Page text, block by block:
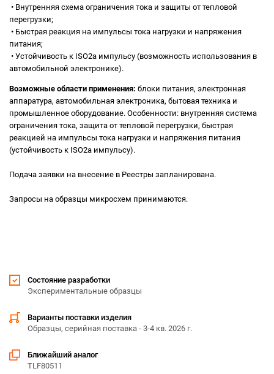
• Внутренняя схема ограничения тока и защиты от тепловой
перегрузки;
• Быстрая реакция на импульсы тока нагрузки и напряжения
питания;
• Устойчивость к ISO2a импульсу (возможность использования в
автомобильной электронике).
Возможные области применения: блоки питания, электронная
аппаратура, автомобильная электроника, бытовая техника и
промышленное оборудование. Особенности: внутренняя система
ограничения тока, защита от тепловой перегрузки, быстрая
реакцией на импульсы тока нагрузки и напряжения питания
(устойчивость к ISO2a импульсу).
Подача заявки на внесение в Реестры запланирована.
Запросы на образцы микросхем принимаются.
Состояние разработки
Экспериментальные образцы
Варианты поставки изделия
Образцы, серийная поставка - 3-4 кв. 2026 г.
Ближайший аналог
TLF80511